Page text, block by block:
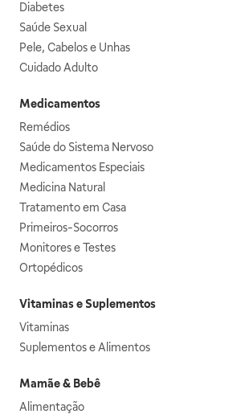
Diabetes
Saúde Sexual
Pele, Cabelos e Unhas
Cuidado Adulto
Medicamentos
Remédios
Saúde do Sistema Nervoso
Medicamentos Especiais
Medicina Natural
Tratamento em Casa
Primeiros-Socorros
Monitores e Testes
Ortopédicos
Vitaminas e Suplementos
Vitaminas
Suplementos e Alimentos
Mamãe & Bebê
Alimentação